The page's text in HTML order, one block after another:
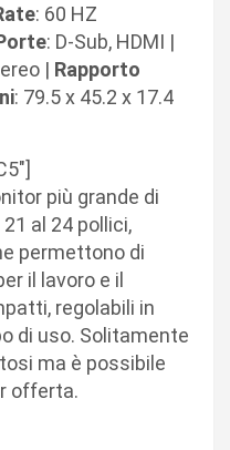
: 60 HZ
: D-Sub, HDMI |
| Rapporto
: 79.5 x 45.2 x 17.4
più grande di
al 24 pollici,
permettono di
il lavoro e il
regolabili in
di uso. Solitamente
ma è possibile
offerta.